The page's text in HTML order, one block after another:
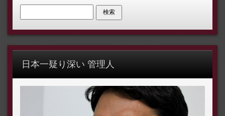
日本一疑り深い 管理人